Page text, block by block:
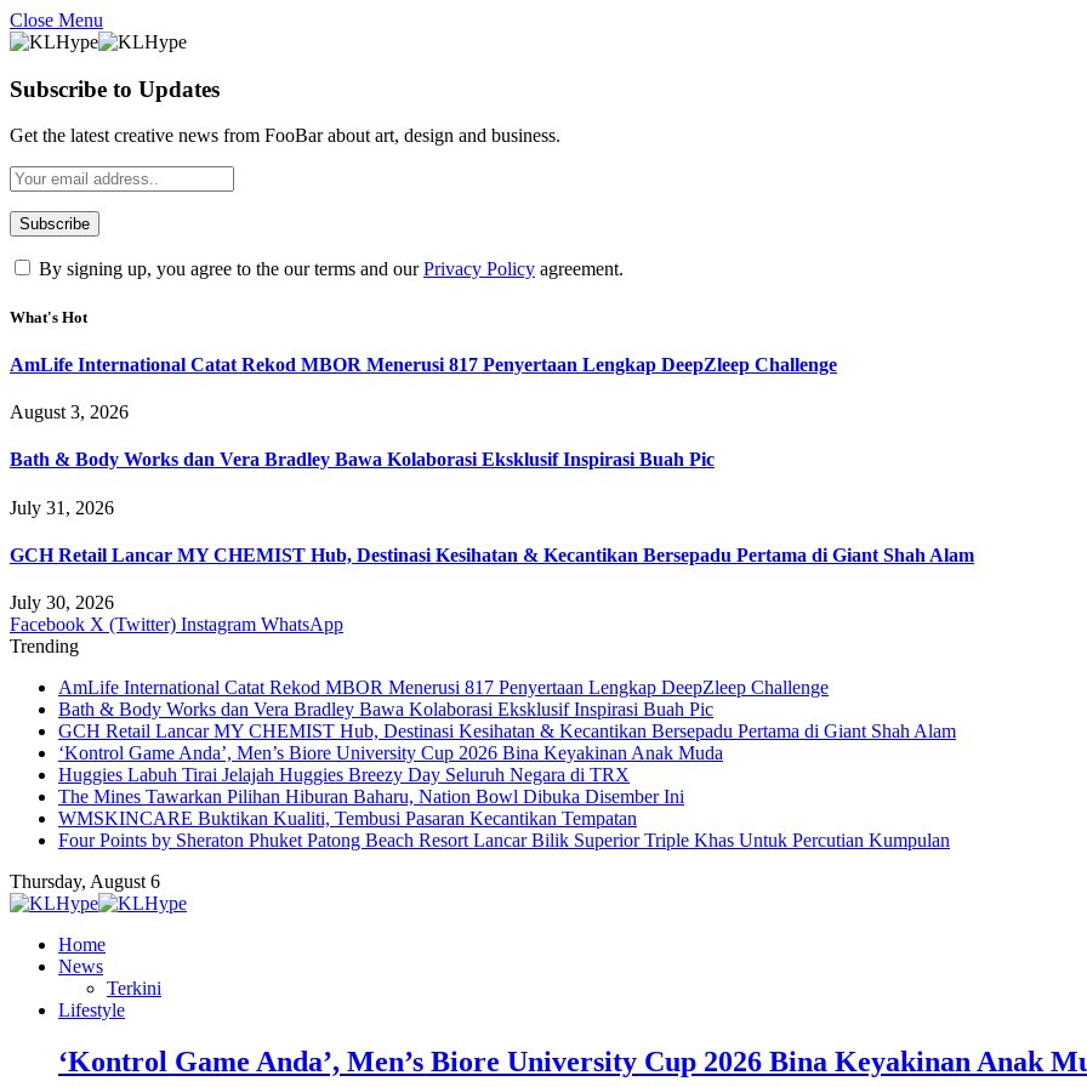
Close Menu
Subscribe to Updates
Get the latest creative news from FooBar about art, design and business.
By signing up, you agree to the our terms and ourPrivacy Policy agreement.
What's Hot
AmLife International Catat Rekod MBOR Menerusi 817 Penyertaan Lengkap DeepZleep Challenge
August 3, 2026
Bath & Body Works dan Vera Bradley Bawa Kolaborasi Eksklusif Inspirasi Buah Pic
July 31, 2026
GCH Retail Lancar MY CHEMIST Hub, Destinasi Kesihatan & Kecantikan Bersepadu Pertama di Giant Shah Alam
July 30, 2026
Facebook X (Twitter) Instagram WhatsApp
Trending
AmLife International Catat Rekod MBOR Menerusi 817 Penyertaan Lengkap DeepZleep Challenge
Bath & Body Works dan Vera Bradley Bawa Kolaborasi Eksklusif Inspirasi Buah Pic
GCH Retail Lancar MY CHEMIST Hub, Destinasi Kesihatan & Kecantikan Bersepadu Pertama di Giant Shah Alam
‘Kontrol Game Anda’, Men’s Biore University Cup 2026 Bina Keyakinan Anak Muda
Huggies Labuh Tirai Jelajah Huggies Breezy Day Seluruh Negara di TRX
The Mines Tawarkan Pilihan Hiburan Baharu, Nation Bowl Dibuka Disember Ini
WMSKINCARE Buktikan Kualiti, Tembusi Pasaran Kecantikan Tempatan
Four Points by Sheraton Phuket Patong Beach Resort Lancar Bilik Superior Triple Khas Untuk Percutian Kumpulan
Thursday, August 6
Home
News
Terkini
Lifestyle
‘Kontrol Game Anda’, Men’s Biore University Cup 2026 Bina Keyakinan Anak